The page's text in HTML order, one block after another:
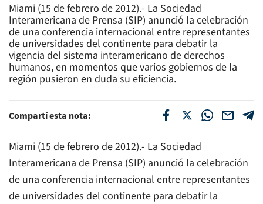
Miami (15 de febrero de 2012).- La Sociedad
Interamericana de Prensa (SIP) anunció la celebración
de una conferencia internacional entre representantes
de universidades del continente para debatir la
vigencia del sistema interamericano de derechos
humanos, en momentos que varios gobiernos de la
región pusieron en duda su eficiencia.
Compartí esta nota:
Miami (15 de febrero de 2012).- La Sociedad
Interamericana de Prensa (SIP) anunció la celebración
de una conferencia internacional entre representantes
de universidades del continente para debatir la